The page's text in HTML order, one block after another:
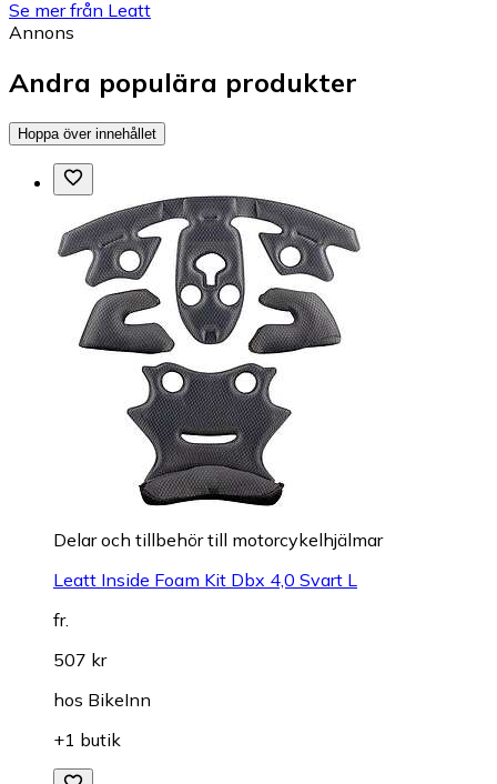
Se mer från Leatt
Annons
Andra populära produkter
Hoppa över innehållet
Delar och tillbehör till motorcykelhjälmar
Leatt Inside Foam Kit Dbx 4,0 Svart L
fr.
507 kr
hos BikeInn
+1 butik